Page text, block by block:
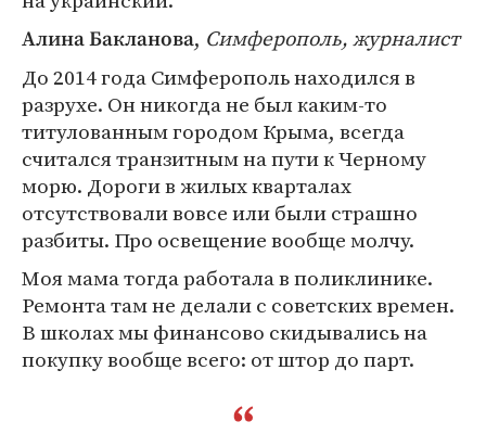
Алина Бакланова, Симферополь, журналист
До 2014 года Симферополь находился в
разрухе. Он никогда не был каким-то
титулованным городом Крыма, всегда
считался транзитным на пути к Черному
морю. Дороги в жилых кварталах
отсутствовали вовсе или были страшно
разбиты. Про освещение вообще молчу.
Моя мама тогда работала в поликлинике.
Ремонта там не делали с советских времен.
В школах мы финансово скидывались на
покупку вообще всего: от штор до парт.